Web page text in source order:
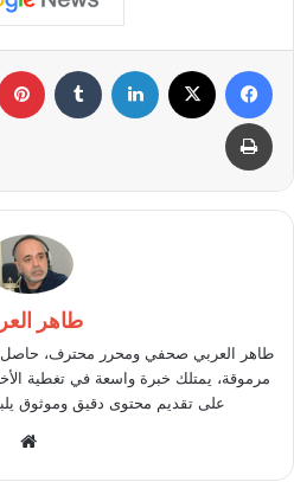
فيسبوك لينكدإن
طباعة
طاهر
طاهر العربي صحفي ومحرر محترف، حاصل
مرموقة، يمتلك خبرة واسعة في تغطية
على تقديم محتوى دقيق وموثوق